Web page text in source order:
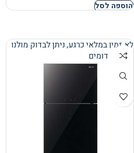
הוספה לסל
נמכר
לא זמין במלאי כרגע, ניתן לבדוק מולנו
מוצרים דומים